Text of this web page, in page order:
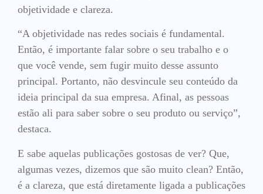
objetividade e clareza.
“A objetividade nas redes sociais é fundamental.
Então, é importante falar sobre o seu trabalho e o
que você vende, sem fugir muito desse assunto
principal. Portanto, não desvincule seu conteúdo da
ideia principal da sua empresa. Afinal, as pessoas
estão ali para saber sobre o seu produto ou serviço”,
destaca.
E sabe aquelas publicações gostosas de ver? Que,
algumas vezes, dizemos que são muito clean? Então,
é a clareza, que está diretamente ligada a publicações